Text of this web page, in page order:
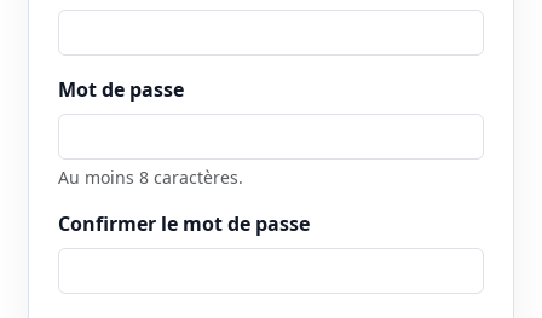
Mot de passe
Au moins 8 caractères.
Confirmer le mot de passe